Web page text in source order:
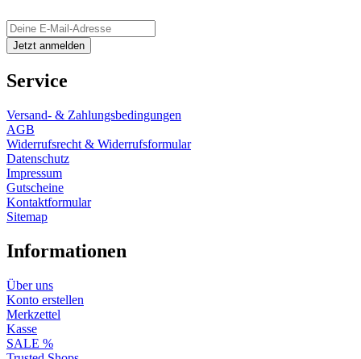
Service
Versand- & Zahlungsbedingungen
AGB
Widerrufsrecht & Widerrufsformular
Datenschutz
Impressum
Gutscheine
Kontaktformular
Sitemap
Informationen
Über uns
Konto erstellen
Merkzettel
Kasse
SALE %